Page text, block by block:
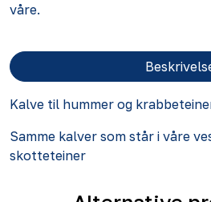
våre.
Kalve til hummer og
Samme kalver som står i våre
skotteteiner